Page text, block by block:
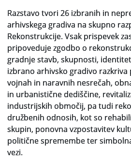
Razstavo tvori 26 izbranih in
arhivskega gradiva na skupno
Rekonstrukcije. Vsak prispevek
pripoveduje zgodbo o
gradnje stavb, skupnosti,
izbrano arhivsko gradivo
vojnah in naravnih nesrečah,
in urbanistične dediščine,
industrijskih območij, pa tudi
družbenih odnosih, kot so
skupin, ponovna vzpostavitev
politične spremembe ter
vezi.